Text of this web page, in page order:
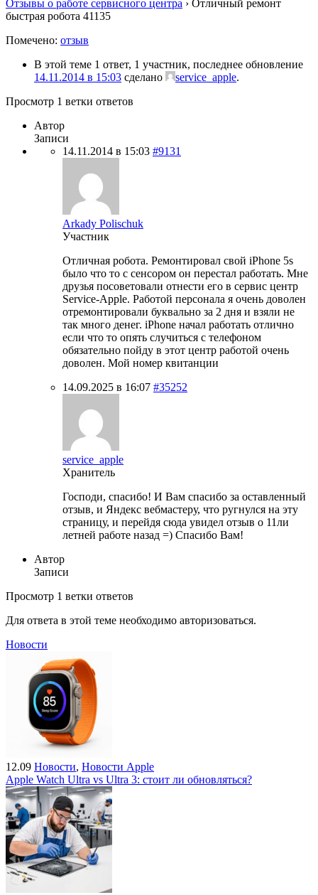
Отзывы о работе сервисного центра › Отличный ремонт
быстрая робота 41135
Помечено: отзыв
В этой теме 1 ответ, 1 участник, последнее обновление
14.11.2014 в 15:03 сделано service_apple.
Просмотр 1 ветки ответов
Автор
Записи
14.11.2014 в 15:03 #9131
Arkady Polischuk
Участник
Отличная робота. Ремонтировал свой iPhone 5s
было что то с сенсором он перестал работать. Мне
друзья посоветовали отнести его в сервис центр
Service-Apple. Работой персонала я очень доволен
отремонтировали буквально за 2 дня и взяли не
так много денег. iPhone начал работать отлично
если что то опять случиться с телефоном
обязательно пойду в этот центр работой очень
доволен. Мой номер квитанции
14.09.2025 в 16:07 #35252
service_apple
Хранитель
Господи, спасибо! И Вам спасибо за оставленный
отзыв, и Яндекс вебмастеру, что ругнулся на эту
страницу, и перейдя сюда увидел отзыв о 11ли
летней работе назад =) Спасибо Вам!
Автор
Записи
Просмотр 1 ветки ответов
Для ответа в этой теме необходимо авторизоваться.
Новости
12.09 Новости, Новости Apple
Apple Watch Ultra vs Ultra 3: стоит ли обновляться?